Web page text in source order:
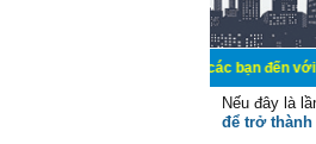
Chào mừng các bạn đến với Diễn đàn
Nếu đây là
để trở